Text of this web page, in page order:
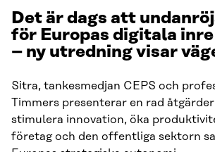
Det är dags att
för Europas digitala
– ny utredning visar
Sitra, tankesmedjan CEPS och
Timmers presenterar en rad
stimulera innovation, öka
företag och den offentliga sektorn